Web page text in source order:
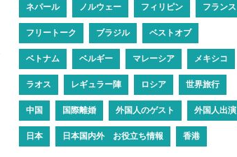
ネパール ノルウェー フィリピン フランス
フリートーク ブラジル ベストオブ
ベトナム ベルギー マレーシア メキシコ
ラオス レギュラー陣 ロシア 世界旅行
中国 国際離婚 外国人のゲスト 外国人出演
日本 日本国内外 お役立ち情報 香港